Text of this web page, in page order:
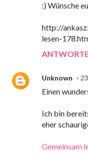
:) Wünsche
http://
lesen-
Unknown
Einen
Ich bin
eher
Gemeinsam